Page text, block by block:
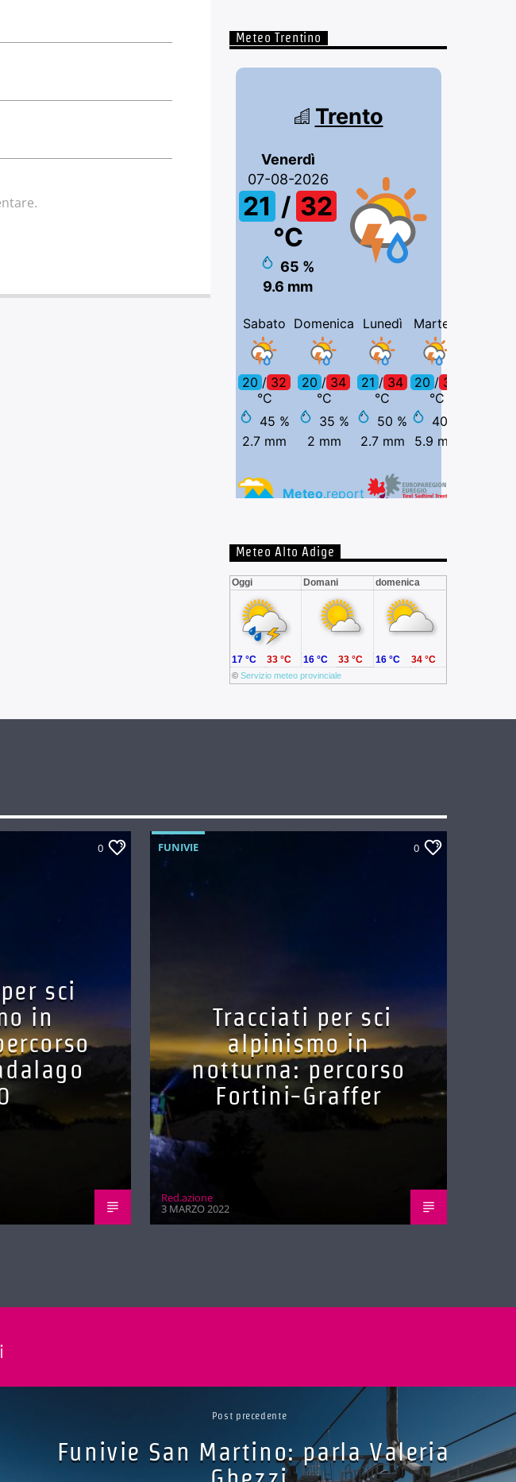
Meteo Trentino
Meteo Alto Adige
Oggi Domani domenica
© Servizio meteo provinciale
17 °C 33 °C 16 °C 33 °C 16 °C 34 °C
0
sci
in
FUNIVIE 0
Tracciati per sci
alpinismo in
notturna: percorso
Fortini-Graffer
Red.azione
3 MARZO 2022
Post precedente
Funivie San Martino: parla Valeria